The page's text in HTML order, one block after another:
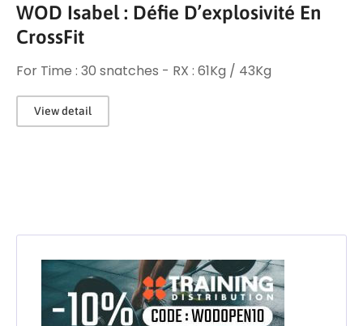
WOD Isabel : Défie D’explosivité En
CrossFit
For Time : 30 snatches - RX : 61Kg / 43Kg
View detail